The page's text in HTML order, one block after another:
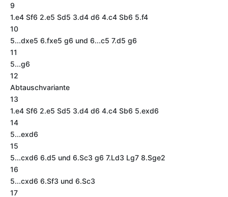
9
1.e4 Sf6 2.e5 Sd5 3.d4 d6 4.c4 Sb6 5.f4
10
5...dxe5 6.fxe5 g6 und 6...c5 7.d5 g6
11
5...g6
12
Abtauschvariante
13
1.e4 Sf6 2.e5 Sd5 3.d4 d6 4.c4 Sb6 5.exd6
14
5...exd6
15
5...cxd6 6.d5 und 6.Sc3 g6 7.Ld3 Lg7 8.Sge2
16
5...cxd6 6.Sf3 und 6.Sc3
17